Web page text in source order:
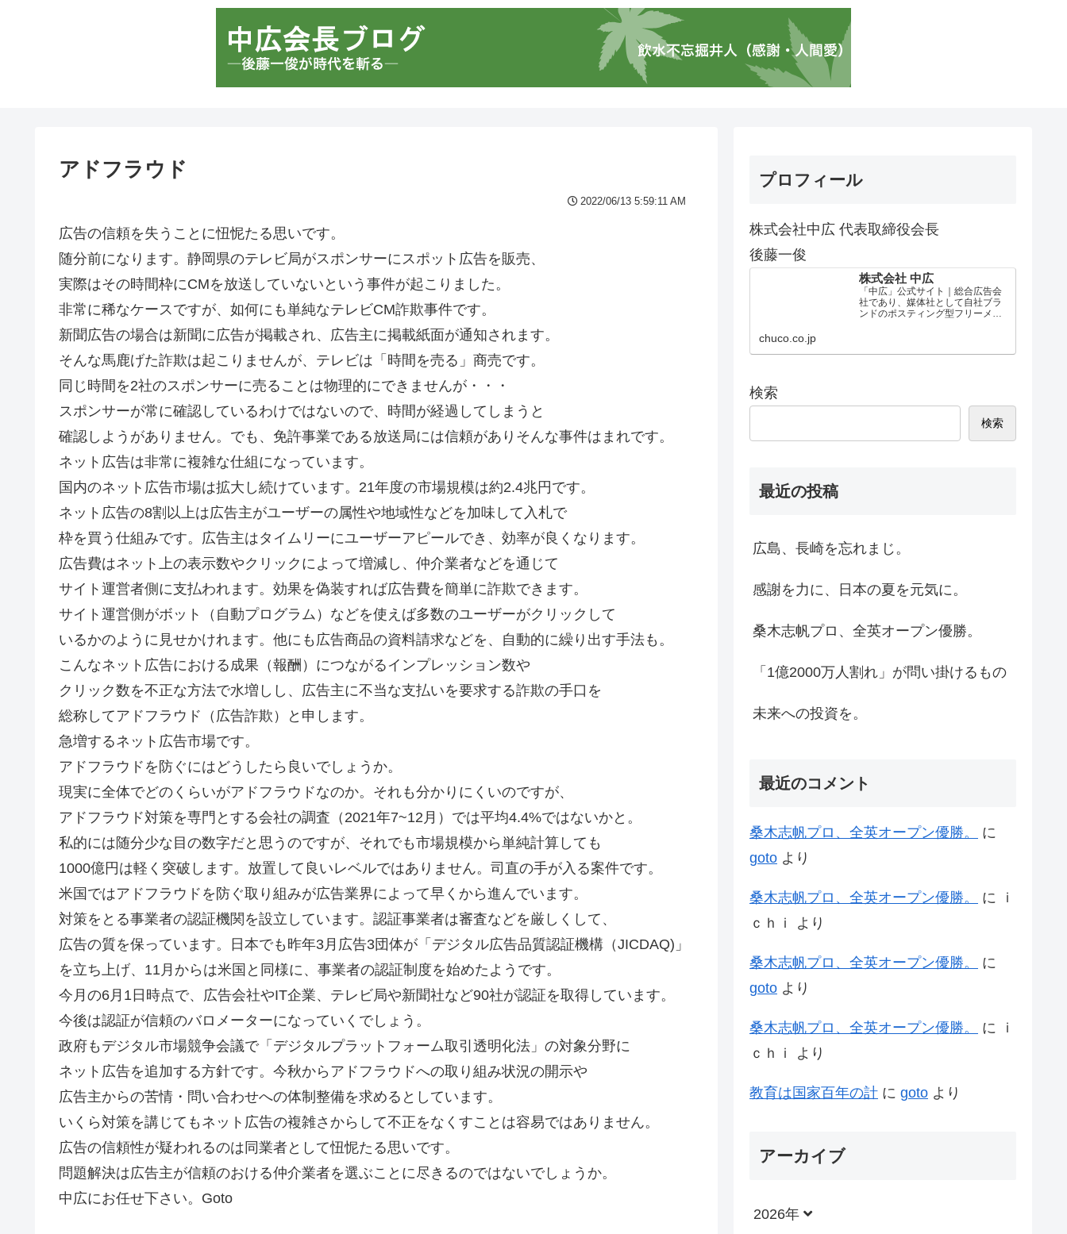
アドフラウド
2022/06/13 5:59:11 AM
広告の信頼を失うことに忸怩たる思いです。
随分前になります。静岡県のテレビ局がスポンサーにスポット広告を販売、
実際はその時間枠にCMを放送していないという事件が起こりました。
非常に稀なケースですが、如何にも単純なテレビCM詐欺事件です。
新聞広告の場合は新聞に広告が掲載され、広告主に掲載紙面が通知されます。
そんな馬鹿げた詐欺は起こりませんが、テレビは「時間を売る」商売です。
同じ時間を2社のスポンサーに売ることは物理的にできませんが・・・
スポンサーが常に確認しているわけではないので、時間が経過してしまうと
確認しようがありません。でも、免許事業である放送局には信頼がありそんな事件はまれです。
ネット広告は非常に複雑な仕組になっています。
国内のネット広告市場は拡大し続けています。21年度の市場規模は約2.4兆円です。
ネット広告の8割以上は広告主がユーザーの属性や地域性などを加味して入札で
枠を買う仕組みです。広告主はタイムリーにユーザーアピールでき、効率が良くなります。
広告費はネット上の表示数やクリックによって増減し、仲介業者などを通じて
サイト運営者側に支払われます。効果を偽装すれば広告費を簡単に詐欺できます。
サイト運営側がボット（自動プログラム）などを使えば多数のユーザーがクリックして
いるかのように見せかけれます。他にも広告商品の資料請求などを、自動的に繰り出す手法も。
こんなネット広告における成果（報酬）につながるインプレッション数や
クリック数を不正な方法で水増しし、広告主に不当な支払いを要求する詐欺の手口を
総称してアドフラウド（広告詐欺）と申します。
急増するネット広告市場です。
アドフラウドを防ぐにはどうしたら良いでしょうか。
現実に全体でどのくらいがアドフラウドなのか。それも分かりにくいのですが、
アドフラウド対策を専門とする会社の調査（2021年7~12月）では平均4.4%ではないかと。
私的には随分少な目の数字だと思うのですが、それでも市場規模から単純計算しても
1000億円は軽く突破します。放置して良いレベルではありません。司直の手が入る案件です。
米国ではアドフラウドを防ぐ取り組みが広告業界によって早くから進んでいます。
対策をとる事業者の認証機関を設立しています。認証事業者は審査などを厳しくして、
広告の質を保っています。日本でも昨年3月広告3団体が「デジタル広告品質認証機構（JICDAQ)」
を立ち上げ、11月からは米国と同様に、事業者の認証制度を始めたようです。
今月の6月1日時点で、広告会社やIT企業、テレビ局や新聞社など90社が認証を取得しています。
今後は認証が信頼のバロメーターになっていくでしょう。
政府もデジタル市場競争会議で「デジタルプラットフォーム取引透明化法」の対象分野に
ネット広告を追加する方針です。今秋からアドフラウドへの取り組み状況の開示や
広告主からの苦情・問い合わせへの体制整備を求めるとしています。
いくら対策を講じてもネット広告の複雑さからして不正をなくすことは容易ではありません。
広告の信頼性が疑われるのは同業者として忸怩たる思いです。
問題解決は広告主が信頼のおける仲介業者を選ぶことに尽きるのではないでしょうか。
中広にお任せ下さい。Goto
プロフィール
株式会社中広 代表取締役会長
後藤一俊
株式会社 中広
「中広」公式サイト｜総合広告会
社であり、媒体社として自社ブラ
ンドのポスティング型フリーメデ
chuco.co.jp
検索
検索
最近の投稿
広島、長崎を忘れまじ。
感謝を力に、日本の夏を元気に。
桑木志帆プロ、全英オープン優勝。
「1億2000万人割れ」が問い掛けるもの
未来への投資を。
最近のコメント
桑木志帆プロ、全英オープン優勝。
に
goto より
桑木志帆プロ、全英オープン優勝。 に
ｉ
ｃｈｉ
より
桑木志帆プロ、全英オープン優勝。
に
goto より
桑木志帆プロ、全英オープン優勝。 に
ｉ
ｃｈｉ
より
教育は国家百年の計 に goto より
アーカイブ
2026年